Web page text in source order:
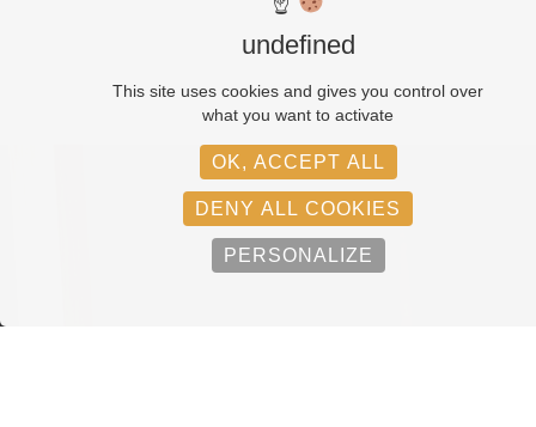
undefined
This site uses cookies and gives you control over
what you want to activate
OK, ACCEPT ALL
DENY ALL COOKIES
PERSONALIZE